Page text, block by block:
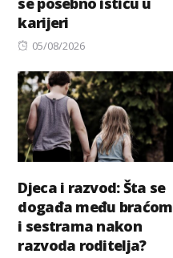
karijeri
Posted
05/08/2026
Djeca i razvod: Šta se
događa među braćom
i sestrama nakon
razvoda roditelja?